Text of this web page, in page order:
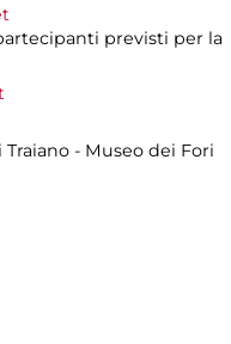
previsti per la
- Museo dei Fori